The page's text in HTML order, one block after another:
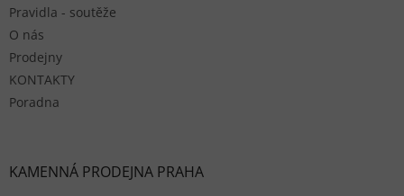
Pravidla - soutěže
O nás
Prodejny
KONTAKTY
Poradna
KAMENNÁ PRODEJNA PRAHA